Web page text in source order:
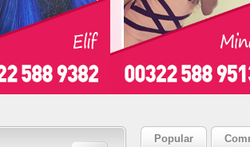
Popular